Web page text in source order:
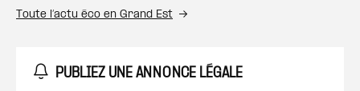
Toute l’actu éco en Grand Est
PUBLIEZ UNE ANNONCE LÉGALE